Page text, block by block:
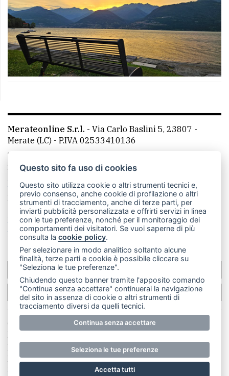
Merateonline S.r.l. - Via Carlo Baslini 5, 23807 -
Merate (LC) - P.IVA 02533410136
Telefono:
mail: redazione@leccoonline.com
La redazione
MerateOnline CasateOnline
RSS
Made by VIP
Privacy policy
Cookie policy
Rivedi le tue scelte sui cookie
SCRIVICI
PER LA TUA PUBBLICITÀ
© Copyright Merateonline S.r.l. - Tutti i diritti riservati.
E' proibita la riproduzione e pubblicazione anche
parziale di testi, articoli e immagini senza la
preventiva autorizzazione scritta dell'editore. RI Lecco
numero Rea LC 291.277 - Capitale sociale 10.329,14 €
Questo sito fa uso di cookies
Questo sito utilizza cookie o altri strumenti tecnici e,
previo consenso, anche cookie di profilazione o altri
strumenti di tracciamento, anche di terze parti, per
inviarti pubblicità personalizzata e offrirti servizi in linea
con le tue preferenze, nonché per il monitoraggio dei
comportamenti dei visitatori. Se vuoi saperne di più
consulta lacookie policy.
Per selezionare in modo analitico soltanto alcune
finalità, terze parti e cookie è possibile cliccare su
"Seleziona le tue preferenze".
Chiudendo questo banner tramite l'apposito comando
"Continua senza accettare" continuerai la navigazione
del sito in assenza di cookie o altri strumenti di
tracciamento diversi da quelli tecnici.
Continua senza accettare
Seleziona le tue preferenze
Accetta tutti